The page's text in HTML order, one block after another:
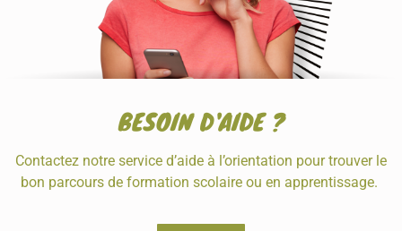
BESOIN D'AIDE ?
Contactez notre service d’aide à l’orientation pour trouver le
bon parcours de formation scolaire ou en apprentissage.